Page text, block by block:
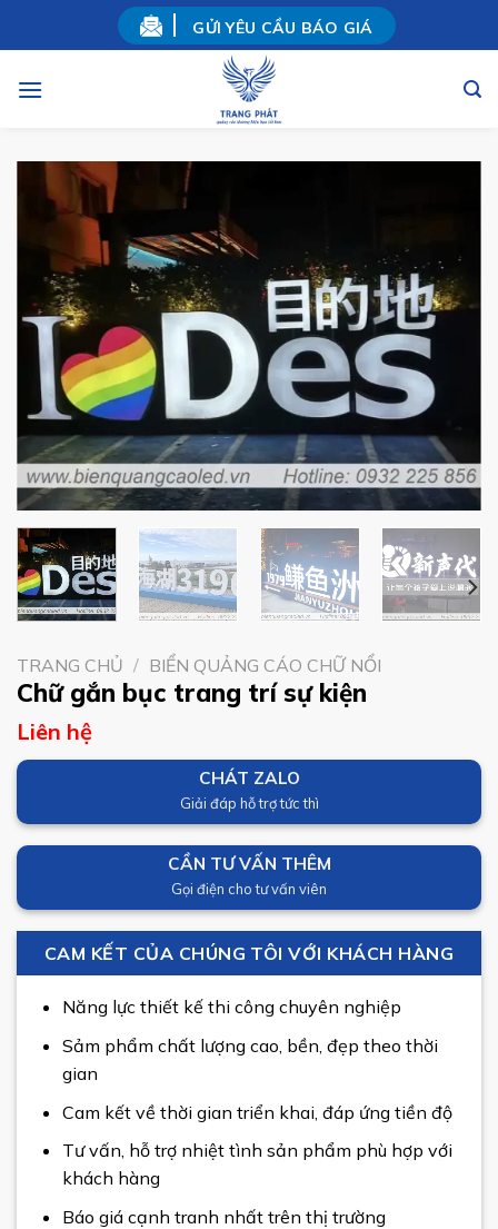
GỬI YÊU CẦU BÁO GIÁ
TRANG CHỦ / BIỂN QUẢNG CÁO CHỮ NỔI
Chữ gắn bục trang trí sự kiện
Liên hệ
CHÁT ZALO
Giải đáp hỗ trợ tức thì
CẦN TƯ VẤN THÊM
Gọi điện cho tư vấn viên
CAM KẾT CỦA CHÚNG TÔI VỚI KHÁCH HÀNG
Năng lực thiết kế thi công chuyên nghiệp
Sảm phẩm chất lượng cao, bền, đẹp theo thời
gian
Cam kết về thời gian triển khai, đáp ứng tiền độ
Tư vấn, hỗ trợ nhiệt tình sản phẩm phù hợp với
khách hàng
Báo giá cạnh tranh nhất trên thị trường